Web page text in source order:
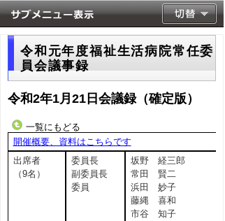
令和元年度福祉生活病院常任委
員会議事録
令和2年1月21日会議録（確定版）
一覧にもどる
開催概要、資料はこちらです
出席者
（9名）
委員長
副委員長
委員
坂野 経三郎
常田 賢二
浜田 妙子
藤縄 喜和
市谷 知子